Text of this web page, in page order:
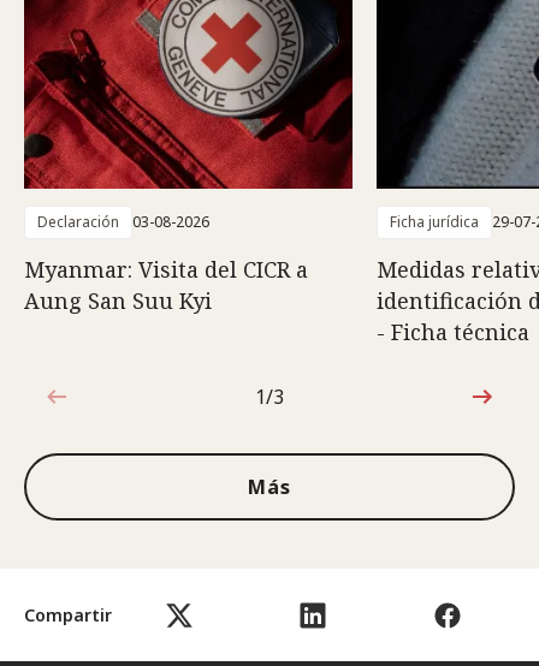
Compartir
Declaración 03-08-2026
Myanmar: Visita del CICR a
Aung San Suu Kyi
Ficha jurídica 29-
Medidas
identificación
- Ficha técnica
1de3
1/3
Más